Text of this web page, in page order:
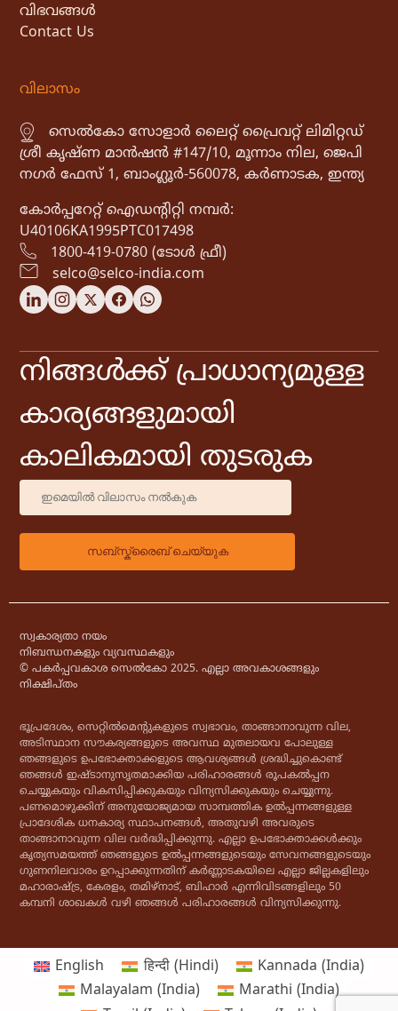
വിഭവങ്ങൾ
Contact Us
വിലാസം
സെൽകോ സോളാർ ലൈറ്റ് പ്രൈവറ്റ് ലിമിറ്റഡ്
ശ്രീ കൃഷ്ണ മാൻഷൻ #147/10, മൂന്നാം നില, ജെപി
നഗർ ഫേസ് 1, ബാംഗ്ലൂർ-560078, കർണാടക, ഇന്ത്യ
കോർപ്പറേറ്റ് ഐഡൻ്റിറ്റി നമ്പർ:
U40106KA1995PTC017498
1800-419-0780 (ടോൾ ഫ്രീ)
selco@selco-india.com
നിങ്ങൾക്ക് പ്രാധാന്യമുള്ള
കാര്യങ്ങളുമായി
കാലികമായി തുടരുക
സ്വകാര്യതാ നയം
നിബന്ധനകളും വ്യവസ്ഥകളും
© പകർപ്പവകാശ സെൽകോ 2025. എല്ലാ അവകാശങ്ങളും
നിക്ഷിപ്തം
ഭൂപ്രദേശം, സെറ്റിൽമെൻ്റുകളുടെ സ്വഭാവം, താങ്ങാനാവുന്ന വില,
അടിസ്ഥാന സൗകര്യങ്ങളുടെ അവസ്ഥ മുതലായവ പോലുള്ള
ഞങ്ങളുടെ ഉപഭോക്താക്കളുടെ ആവശ്യങ്ങൾ ശ്രദ്ധിച്ചുകൊണ്ട്
ഞങ്ങൾ ഇഷ്ടാനുസൃതമാക്കിയ പരിഹാരങ്ങൾ രൂപകൽപ്പന
ചെയ്യുകയും വികസിപ്പിക്കുകയും വിന്യസിക്കുകയും ചെയ്യുന്നു.
പണമൊഴുക്കിന് അനുയോജ്യമായ സാമ്പത്തിക ഉൽപ്പന്നങ്ങളുള്ള
പ്രാദേശിക ധനകാര്യ സ്ഥാപനങ്ങൾ, അതുവഴി അവരുടെ
താങ്ങാനാവുന്ന വില വർദ്ധിപ്പിക്കുന്നു. എല്ലാ ഉപഭോക്താക്കൾക്കും
കൃത്യസമയത്ത് ഞങ്ങളുടെ ഉൽപ്പന്നങ്ങളുടെയും സേവനങ്ങളുടെയും
ഗുണനിലവാരം ഉറപ്പാക്കുന്നതിന് കർണ്ണാടകയിലെ എല്ലാ ജില്ലകളിലും
മഹാരാഷ്ട്ര, കേരളം, തമിഴ്‌നാട്, ബിഹാർ എന്നിവിടങ്ങളിലും 50
കമ്പനി ശാഖകൾ വഴി ഞങ്ങൾ പരിഹാരങ്ങൾ വിന്യസിക്കുന്നു.
English हिन्दी(Hindi)
Kannada (India)
Malayalam (India)
Marathi (India)